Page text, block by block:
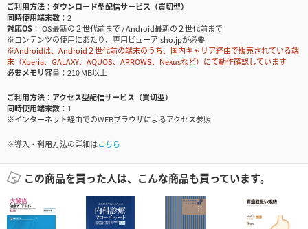
ご利用方法
ダウンロード型配信サービス（買切型）
同時使用端末数
2
対応OS
iOS最新の２世代前まで / Android最新の２世代前まで
※コンテンツの使用にあたり、専用ビューアisho.jpが必要
※Androidは、Android２世代前の端末のうち、国内キャリア経由で販売されている端
末（Xperia、GALAXY、AQUOS、ARROWS、Nexusなど）にて動作確認しています
必要メモリ容量
210 MB以上
ご利用方法
アクセス型配信サービス（買切型）
同時使用端末数
1
※インターネット経由でのWEBブラウザによるアクセス参照
※導入・利用方法の詳細はこちら
この商品を買った人は、こんな商品も買っています。